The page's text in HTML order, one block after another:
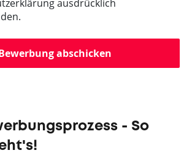
ausdrücklich
abschicken
- So